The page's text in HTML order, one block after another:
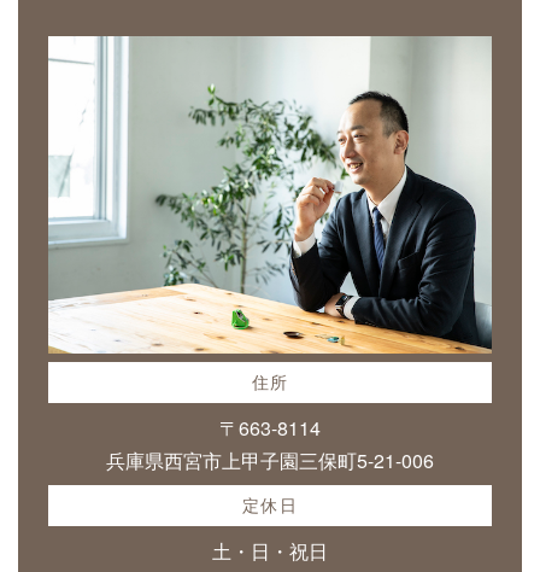
住所
〒663-8114
兵庫県西宮市上甲子園三保町5-21-006
定休日
土・日・祝日